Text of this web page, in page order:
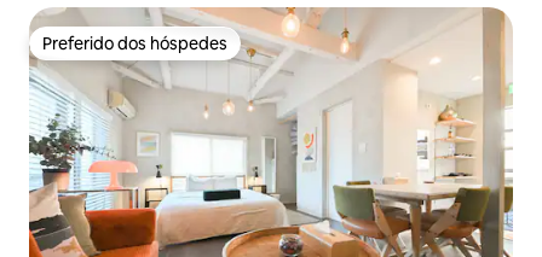
Preferido dos hóspedes
Preferido dos hóspedes